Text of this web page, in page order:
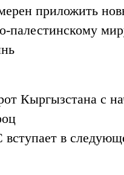
приложить
палестинскому
Кыргызстана с
в